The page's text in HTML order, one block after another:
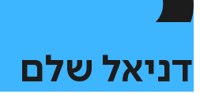
דניאל שלם